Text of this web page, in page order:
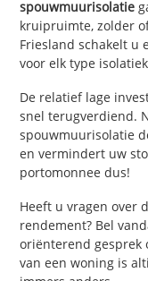
spouwmuurisolatie
kruipruimte, zolder
Friesland schakelt u
voor elk type
De relatief lage
snel terugverdiend.
spouwmuurisolatie
en vermindert uw
portomonnee dus!
Heeft u vragen over
rendement? Bel
oriënterend gesprek
van een woning is